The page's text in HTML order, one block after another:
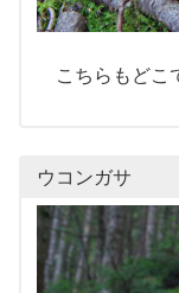
こちらもどこ
ウコンガサ